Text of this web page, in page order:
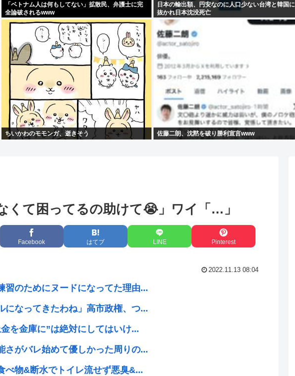
「ベトナム人は何もしてない」拡散民、弁護士に完
全論破されるwww
日本の輸出額、円安なのに人口少ない台湾と韓国に
抜かれ日本沈没死亡
ちいかわのモモンガ、逝きそう 佐藤二朗、沈黙を破り勝利宣言www
くて困ってるの助けて😭」ワイ「…」
Facebook はてブ LINE Pinterest
2022.11.13 08:04
習のためにヌードになってた理由...
になってきたわね」高市政権、つ...
を金庫に”は絶対にしてはいけ...
さがバレ始めて優しかった周りの...
べ物&断水でトイレ流せず悪臭&...